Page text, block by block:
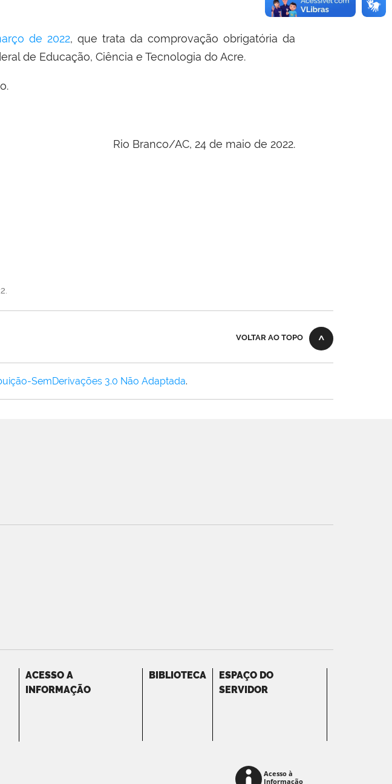
de 2022, que trata da comprovação obrigatória da
de Educação, Ciência e Tecnologia do Acre.
Rio Branco/AC, 24 de maio de 2022.
VOLTAR AO TOPO
SemDerivações 3.0 Não Adaptada.
ACESSO A
INFORMAÇÃO
BIBLIOTECA
ESPAÇO DO
SERVIDOR